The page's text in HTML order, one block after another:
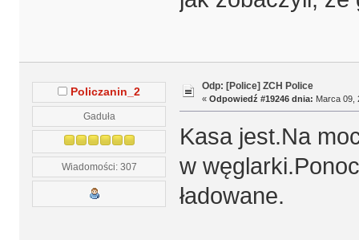
Policzanin_2
Gaduła
Wiadomości: 307
Odp: [Police] ZCH Police
« Odpowiedź #19246 dnia: Marca 09,
Kasa jest.Na
w
ładowane.